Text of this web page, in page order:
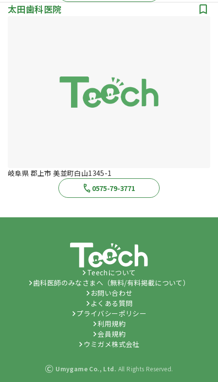
太田歯科医院
岐阜県 郡上市 美並町白山1345-1
0575-79-3771
Teechについて
歯科医師のみなさまへ（無料/有料掲載について）
お問い合わせ
よくある質問
プライバシーポリシー
利用規約
会員規約
ウミガメ株式会社
© Umygame Co., Ltd. All Rights Reserved.